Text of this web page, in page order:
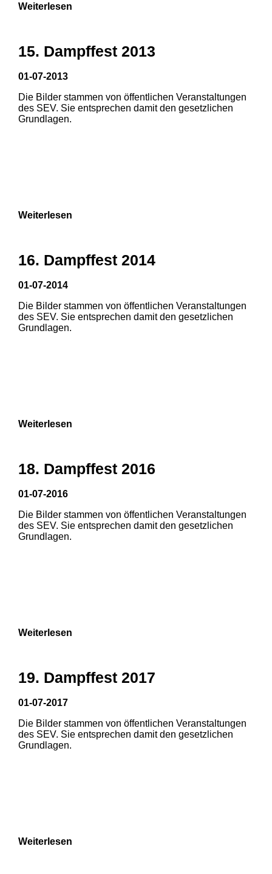
1 2 3
1 2 3
1 2 3
1 2 3
Weiterlesen
15. Dampffest 2013
01-07-2013
Die Bilder stammen von öffentlichen Veranstaltungen
des SEV. Sie entsprechen damit den gesetzlichen
Grundlagen.
Weiterlesen
16. Dampffest 2014
01-07-2014
Die Bilder stammen von öffentlichen Veranstaltungen
des SEV. Sie entsprechen damit den gesetzlichen
Grundlagen.
Weiterlesen
18. Dampffest 2016
01-07-2016
Die Bilder stammen von öffentlichen Veranstaltungen
des SEV. Sie entsprechen damit den gesetzlichen
Grundlagen.
Weiterlesen
19. Dampffest 2017
01-07-2017
Die Bilder stammen von öffentlichen Veranstaltungen
des SEV. Sie entsprechen damit den gesetzlichen
Grundlagen.
Weiterlesen